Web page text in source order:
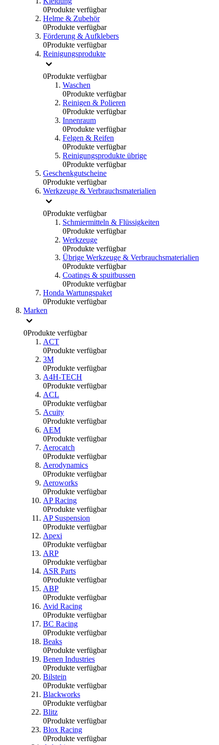
0Produkte verfügbar
Helme & Zubehör
0Produkte verfügbar
Förderung & Aufklebers
0Produkte verfügbar
Reinigungsprodukte
0Produkte verfügbar
Waschen
0Produkte verfügbar
Reinigen & Polieren
0Produkte verfügbar
Innenraum
0Produkte verfügbar
Felgen & Reifen
0Produkte verfügbar
Reinigungsprodukte übrige
0Produkte verfügbar
Geschenkgutscheine
0Produkte verfügbar
Werkzeuge & Verbrauchsmaterialien
0Produkte verfügbar
Schmiermitteln & Flüssigkeiten
0Produkte verfügbar
Werkzeuge
0Produkte verfügbar
Übrige Werkzeuge & Verbrauchsmaterialien
0Produkte verfügbar
Coatings & spuitbussen
0Produkte verfügbar
Honda Wartungspaket
0Produkte verfügbar
Marken
0Produkte verfügbar
ACT
0Produkte verfügbar
3M
0Produkte verfügbar
A4H-TECH
0Produkte verfügbar
ACL
0Produkte verfügbar
Acuity
0Produkte verfügbar
AEM
0Produkte verfügbar
Aerocatch
0Produkte verfügbar
Aerodynamics
0Produkte verfügbar
Aeroworks
0Produkte verfügbar
AP Racing
0Produkte verfügbar
AP Suspension
0Produkte verfügbar
Apexi
0Produkte verfügbar
ARP
0Produkte verfügbar
ASR Parts
0Produkte verfügbar
ABP
0Produkte verfügbar
Avid Racing
0Produkte verfügbar
BC Racing
0Produkte verfügbar
Beaks
0Produkte verfügbar
Benen Industries
0Produkte verfügbar
Bilstein
0Produkte verfügbar
Blackworks
0Produkte verfügbar
Blitz
0Produkte verfügbar
Blox Racing
0Produkte verfügbar